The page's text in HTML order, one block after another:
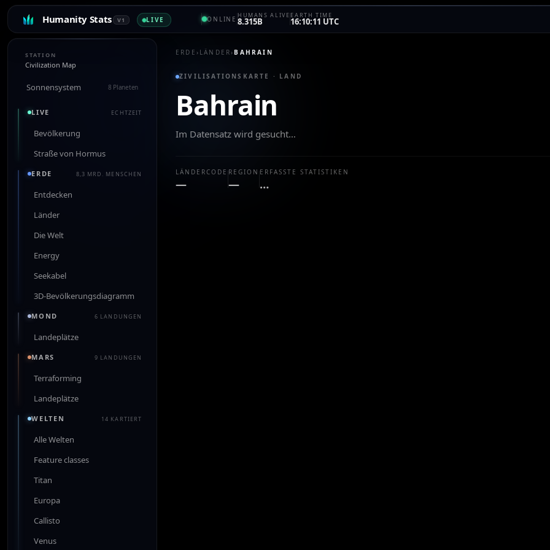
Humanity Stats V1 LIVE ONLINE HUMANS ALIVE
8.315B
EARTH TIME
16:10:11 UTC
STATION
Civilization Map
Sonnensystem 8 Planeten
LIVE ECHTZEIT
Bevölkerung
Straße von Hormus
ERDE 8,3 MRD. MENSCHEN
Entdecken
Länder
Die Welt
Energy
Seekabel
3D-Bevölkerungsdiagramm
MOND 6 LANDUNGEN
Landeplätze
MARS 9 LANDUNGEN
Terraforming
Landeplätze
WELTEN 14 KARTIERT
Alle Welten
Feature classes
Titan
Europa
Callisto
Venus
ERDE › LÄNDER› BAHRAIN
ZIVILISATIONSKARTE · LAND
Bahrain
Im Datensatz wird gesucht…
LÄNDERCODE
—
REGION
—
ERFASSTE STATISTIKEN
…